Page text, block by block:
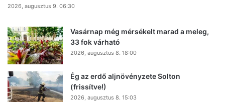
2026, augusztus 9. 06:30
Vasárnap még mérsékelt marad a meleg,
33 fok várható
2026, augusztus 8. 18:00
Ég az erdő aljnövényzete Solton
(frissítve!)
2026, augusztus 8. 15:03